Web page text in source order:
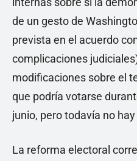
de un gesto de
prevista en el acuerdo
complicaciones
modificaciones sobre el
que podría votarse
junio, pero todavía no
La reforma electoral